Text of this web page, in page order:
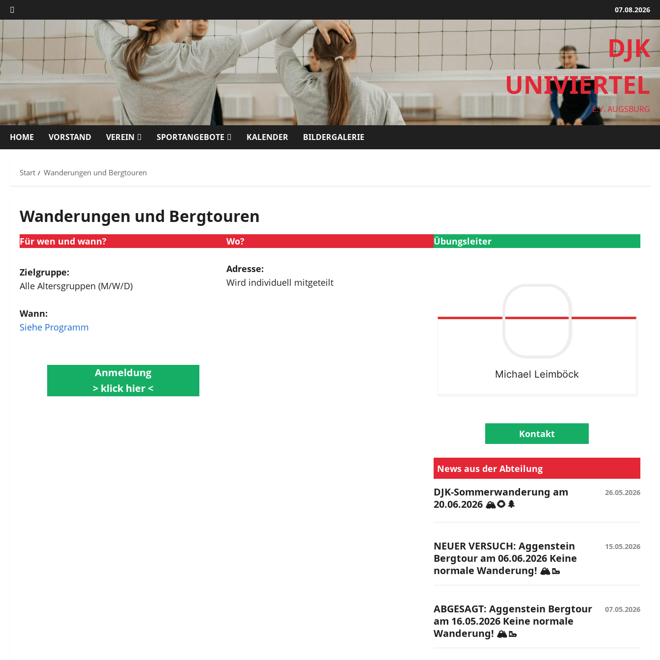
Zum
Inhalt
springen
07.08.2026
DJK
UNIVIERTEL
E.V. AUGSBURG
HOME VORSTAND VEREIN SPORTANGEBOTE KALENDER BILDERGALERIE
Start Wanderungen und Bergtouren
Wanderungen und Bergtouren
Für wen und wann?
Zielgruppe:
Alle Altersgruppen (M/W/D)
Wann:
Siehe Programm
Anmeldung
> klick hier <
Wo?
Adresse:
Wird individuell mitgeteilt
Übungsleiter
Michael Leimböck
Kontakt
News aus der Abteilung
DJK-Sommerwanderung am
20.06.2026 🏔️🌻🌲
26.05.2026
NEUER VERSUCH: Aggenstein
Bergtour am 06.06.2026 Keine
normale Wanderung! 🏔️🥾
15.05.2026
ABGESAGT: Aggenstein Bergtour
am 16.05.2026 Keine normale
Wanderung! 🏔️🥾
07.05.2026